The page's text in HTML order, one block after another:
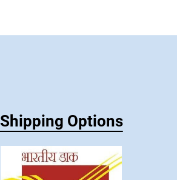
Shipping Options